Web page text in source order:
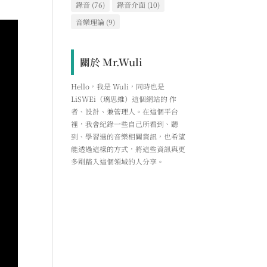
錄音 (76) 錄音介面 (10)
音樂理論 (9)
關於 Mr.Wuli
Hello，我是 Wuli，同時也是
LiSWEi（璃思維）這個網站的 作
者、設計、兼管理人。在這個平台
裡，我會紀錄一些自己所看到、聽
到、學習過的音樂相關資訊，也希望
能透過這樣的方式，將這些資訊與更
多剛踏入這個領域的人分享。